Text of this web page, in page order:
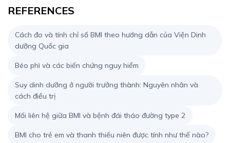
REFERENCES
Cách đo và tính chỉ số BMI theo hướng dẫn của Viện Dinh
dưỡng Quốc gia
Béo phì và các biến chứng nguy hiểm
Suy dinh dưỡng ở người trưởng thành: Nguyên nhân và
cách điều trị
Mối liên hệ giữa BMI và bệnh đái tháo đường type 2
BMI cho trẻ em và thanh thiếu niên được tính như thế nào?